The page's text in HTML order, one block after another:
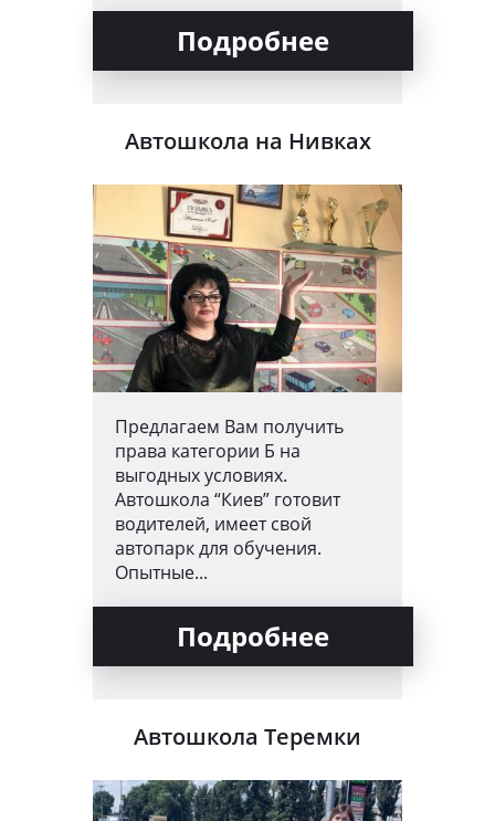
Подробнее
Автошкола на Нивках
Предлагаем Вам получить
права категории Б на
выгодных условиях.
Автошкола “Киев” готовит
водителей, имеет свой
автопарк для обучения.
Опытные...
Подробнее
Автошкола Теремки